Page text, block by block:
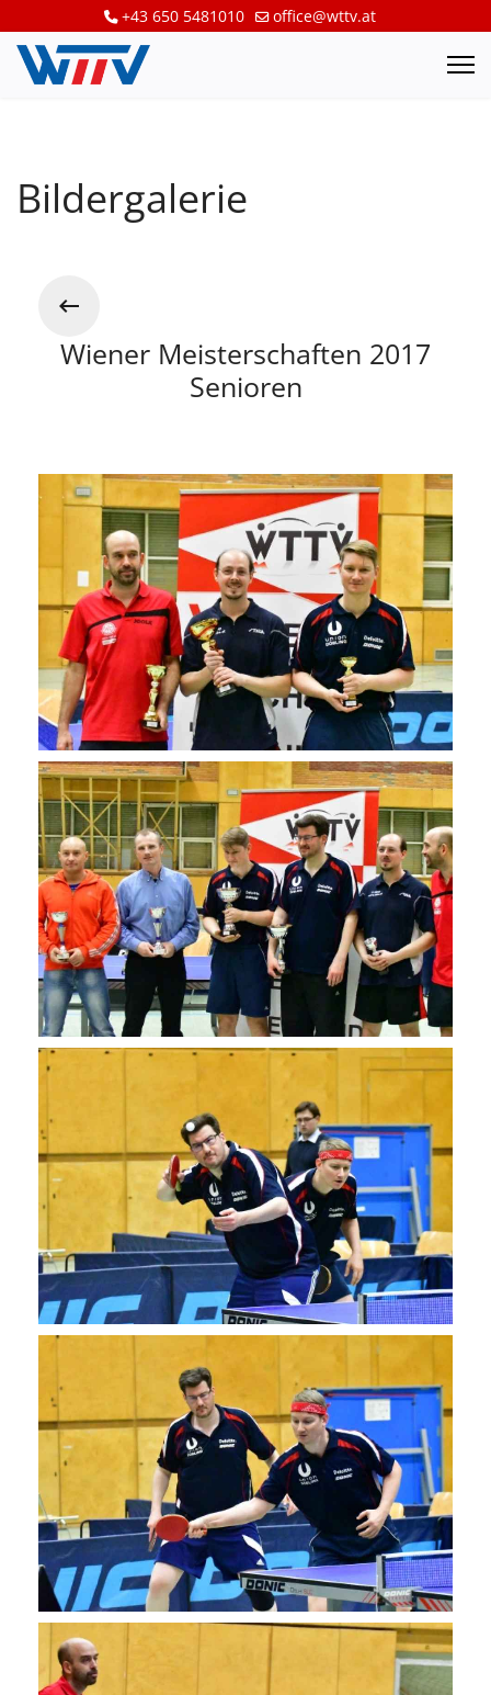
+43 650 5481010 office@wttv.at
Bildergalerie
Wiener Meisterschaften 2017
Senioren